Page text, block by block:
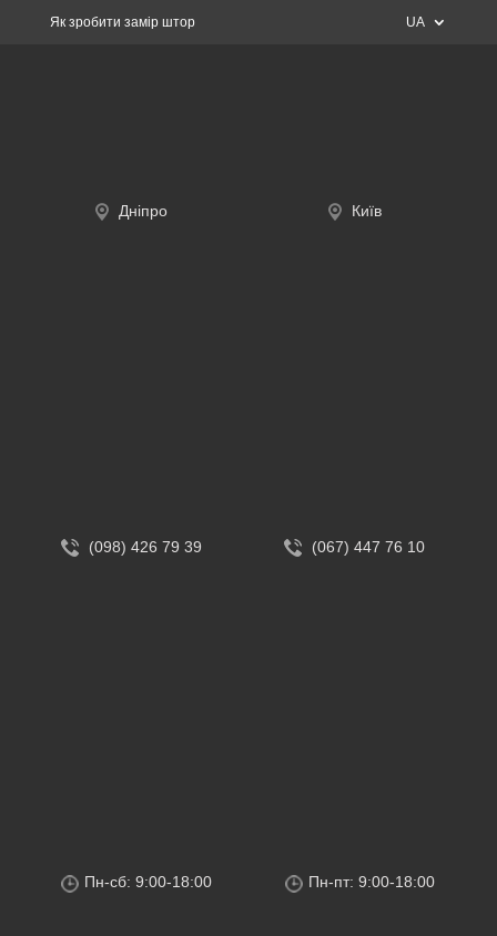
Як зробити замір штор UA
Дніпро
(098) 426 79 39
Пн-сб: 9:00-18:00
Київ
(067) 447 76 10
Пн-пт: 9:00-18:00